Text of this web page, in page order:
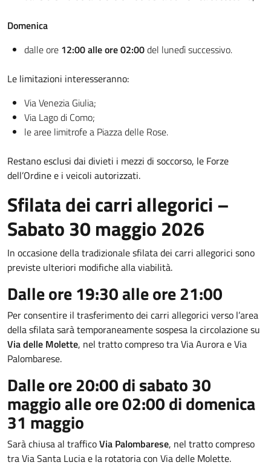
Domenica
dalle ore 12:00 alle ore 02:00del lunedì successivo.
Le limitazioni interesseranno:
Via Venezia Giulia;
Via Lago di Como;
le aree limitrofe a Piazza delle Rose.
Restano esclusi dai divieti i mezzi di soccorso, le Forze
dell’Ordine e i veicoli autorizzati.
Sfilata dei carri allegorici –
Sabato 30 maggio 2026
In occasione della tradizionale sfilata dei carri allegorici sono
previste ulteriori modifiche alla viabilità.
Dalle ore 19:30 alle ore 21:00
Per consentire il trasferimento dei carri allegorici verso l’area
della sfilata sarà temporaneamente sospesa la circolazione su
Via delle Molette, nel tratto compreso tra Via Aurora e Via
Palombarese.
Dalle ore 20:00 di sabato 30
maggio alle ore 02:00 di domenica
31 maggio
Sarà chiusa al trafficoVia Palombarese, nel tratto compreso
tra Via Santa Lucia e la rotatoria con Via delle Molette.